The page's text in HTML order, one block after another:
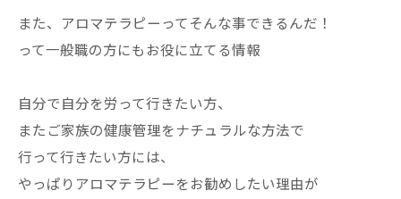
また、アロマテラピーってそんな事できるんだ！
って一般職の方にもお役に立てる情報
自分で自分を労って行きたい方、
またご家族の健康管理をナチュラルな方法で
行って行きたい方には、
やっぱりアロマテラピーをお勧めしたい理由が